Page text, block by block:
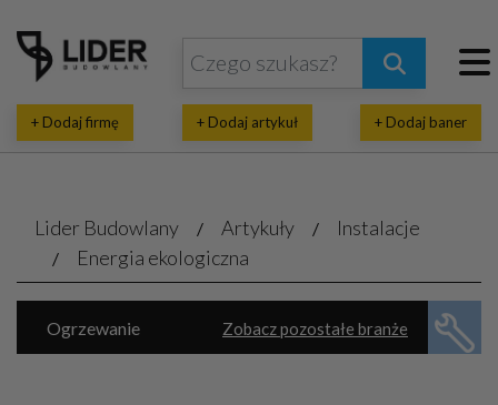
+ Dodaj firmę + Dodaj artykuł + Dodaj baner
Lider Budowlany Artykuły
Instalacje
Energia ekologiczna
Zobacz pozostałe branże
Ogrzewanie